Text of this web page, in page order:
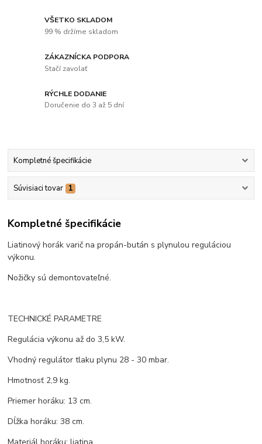
VŠETKO SKLADOM
99 % držíme skladom
ZÁKAZNÍCKA PODPORA
Stačí zavolať
RÝCHLE DODANIE
Doručenie do 3 až 5 dní
Kompletné špecifikácie
Súvisiaci tovar 1
Kompletné špecifikácie
Liatinový horák varič na propán-bután s plynulou reguláciou
výkonu.
Nožičky sú demontovateľné.
TECHNICKÉ PARAMETRE
Regulácia výkonu až do 3,5 kW.
Vhodný regulátor tlaku plynu 28 - 30 mbar.
Hmotnosť 2,9 kg.
Priemer horáku: 13 cm.
Dĺžka horáku: 38 cm.
Materiál horáku: liatina.